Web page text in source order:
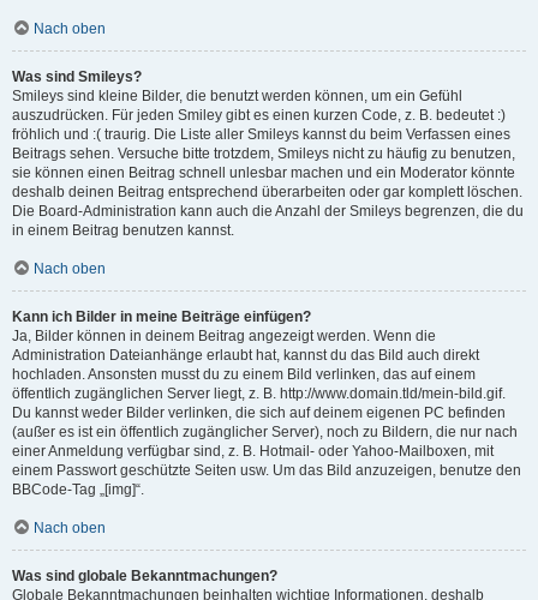
Nach oben
Was sind Smileys?
Smileys sind kleine Bilder, die benutzt werden können, um ein Gefühl
auszudrücken. Für jeden Smiley gibt es einen kurzen Code, z. B. bedeutet :)
fröhlich und :( traurig. Die Liste aller Smileys kannst du beim Verfassen eines
Beitrags sehen. Versuche bitte trotzdem, Smileys nicht zu häufig zu benutzen,
sie können einen Beitrag schnell unlesbar machen und ein Moderator könnte
deshalb deinen Beitrag entsprechend überarbeiten oder gar komplett löschen.
Die Board-Administration kann auch die Anzahl der Smileys begrenzen, die du
in einem Beitrag benutzen kannst.
Nach oben
Kann ich Bilder in meine Beiträge einfügen?
Ja, Bilder können in deinem Beitrag angezeigt werden. Wenn die
Administration Dateianhänge erlaubt hat, kannst du das Bild auch direkt
hochladen. Ansonsten musst du zu einem Bild verlinken, das auf einem
öffentlich zugänglichen Server liegt, z. B. http://www.domain.tld/mein-bild.gif.
Du kannst weder Bilder verlinken, die sich auf deinem eigenen PC befinden
(außer es ist ein öffentlich zugänglicher Server), noch zu Bildern, die nur nach
einer Anmeldung verfügbar sind, z. B. Hotmail- oder Yahoo-Mailboxen, mit
einem Passwort geschützte Seiten usw. Um das Bild anzuzeigen, benutze den
BBCode-Tag „[img]“.
Nach oben
Was sind globale Bekanntmachungen?
Globale Bekanntmachungen beinhalten wichtige Informationen, deshalb